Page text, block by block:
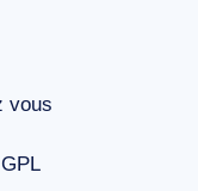
vous